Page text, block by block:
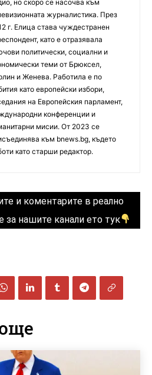
но скоро се насочва към
журналистика. През
г. Елица става чуждестранен
като е отразявала
политически, социални и
теми от Брюксел,
и Женева. Работила е по
като европейски избори,
на Европейския парламент,
конференции и
мисии. От 2023 се
към bnews.bg, където
като старши редактор.
и коментарите в реално
за нашите канали ето тук